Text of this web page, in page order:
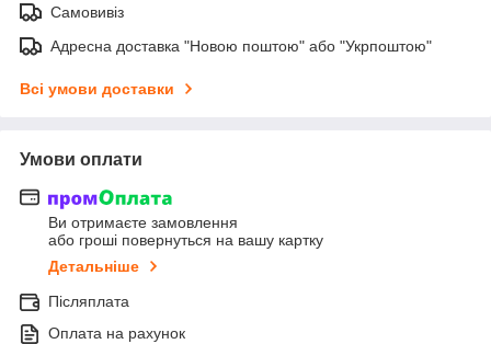
Самовивіз
Адресна доставка "Новою поштою" або "Укрпоштою"
Всі умови доставки
Умови оплати
Ви отримаєте замовлення
або гроші повернуться на вашу картку
Детальніше
Післяплата
Оплата на рахунок